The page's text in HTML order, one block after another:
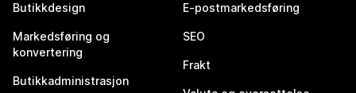
Butikkdesign
Markedsføring og
konvertering
Butikkadministrasjon
E-postmarkedsføring
SEO
Frakt